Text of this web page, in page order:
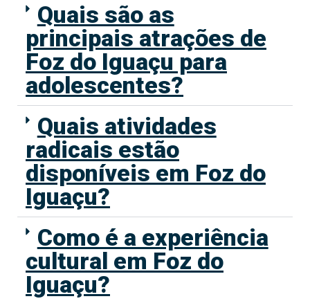
Quais são as
principais atrações de
Foz do Iguaçu para
adolescentes?
Quais atividades
radicais estão
disponíveis em Foz do
Iguaçu?
Como é a experiência
cultural em Foz do
Iguaçu?